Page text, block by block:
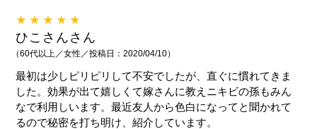
★★★★★
ひこさんさん
（60代以上／女性／投稿日：2020/04/10）
最初は少しピリピリして不安でしたが、直ぐに慣れてきま
した。効果が出て嬉しくて嫁さんに教えニキビの孫もみん
なで利用しいます。最近友人から色白になってと聞かれて
るので秘密を打ち明け、紹介しています。